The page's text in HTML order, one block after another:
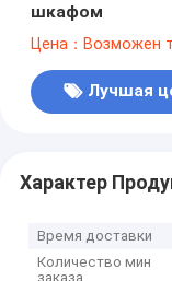
шкафом
Цена：Возможен
Лучшая
Характер
Время доставки
Количество мин
заказа